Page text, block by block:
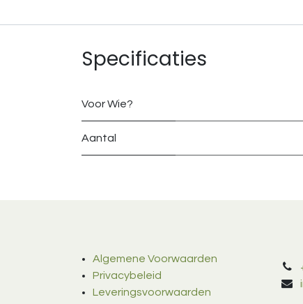
Specificaties
Voor Wie?
Aantal
Algemene Voorwaarden
Privacybeleid
Leveringsvoorwaarden